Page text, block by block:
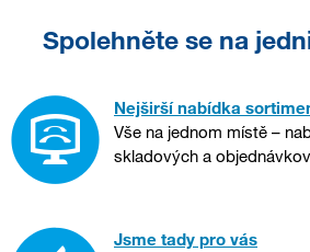
Spolehněte se na
Nejširší nabídka
Vše na jednom místě –
skladových a
Jsme tady pro vás